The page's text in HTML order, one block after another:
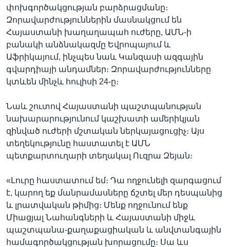
փոխգործակցության բարձրացմանը։
Զորավարժություններին մասնակցում են
Հայաստանի խաղաղապահ ուժերը, ԱՄՆ-ի
բանակի անձնակազմը Եվրոպայում և
Աֆրիկայում, ինչպես նաև Կանզասի ազգային
գվարդիայի անդամներ։ Զորավարժությունները
կտևեն մինչև հուլիսի 24-ը։
Նաև շուտով Հայաստանի պաշտպանության
նախարարությունում կաշխատի ամերիկյան
զինված ուժերի մշտական ներկայացուցիչ։ Այս
տեղեկությունը հաստատել է ԱՄՆ
պետքարտուղարի տեղակալ Ուզրա Զեյան։
«Լուրը հաստատում եմ։ Դա ողջունելի զարգացում
է, կարող եք մանրամասները ճշտել մեր դեսպանից
և լրատվական թիմից։ Մենք ողջունում ենք
Միացյալ Նահանգների և Հայաստանի միջև
պաշտպանա-քաղաքացիական և անվտանգային
համագործակցության խորացումը։ Սա ևս